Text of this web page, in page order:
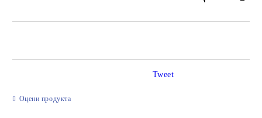
Оцени продукта
Tweet